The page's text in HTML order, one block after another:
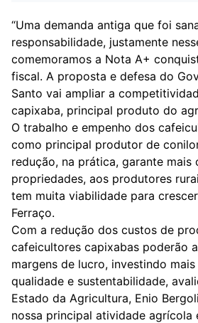
“Uma demanda antiga que foi
responsabilidade, justamente
comemoramos a Nota A+
fiscal. A proposta e defesa do
Santo vai ampliar a
capixaba, principal produto do
O trabalho e empenho dos
como principal produtor de
redução, na prática, garante mais
propriedades, aos produtores
tem muita viabilidade para
Ferraço.
Com a redução dos custos de
cafeicultores capixabas poderão
margens de lucro, investindo
qualidade e sustentabilidade,
Estado da Agricultura, Enio
nossa principal atividade agrícola